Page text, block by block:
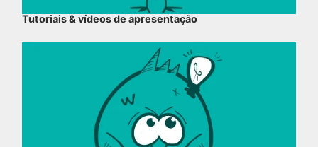
Tutoriais & vídeos de apresentação